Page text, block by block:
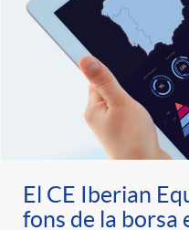
El CE Iberian
fons de la borsa